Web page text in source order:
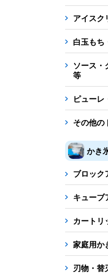
アイスク
白玉もち
ソース・
等
ピューレ
その他の
かき
ブロック
キューブ
カートリ
家庭用か
刃物・替